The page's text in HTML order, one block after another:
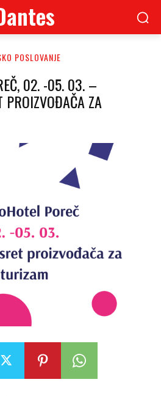
POSLOVANJE
02. -05. 03. –
PROIZVOĐAČA ZA